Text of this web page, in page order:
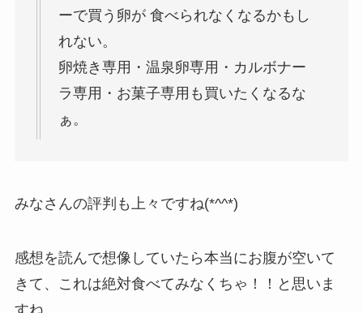
ーで買う卵が 食べられなくなるかもし
れない。
卵焼き専用・温泉卵専用・カルボナー
ラ専用・お菓子専用も買いたくなるな
ぁ。
みなさんの評判も上々ですね(*^^*)
感想を読んで想像していたら本当にお腹が空いて
きて、これは絶対食べてみなくちゃ！！と思いま